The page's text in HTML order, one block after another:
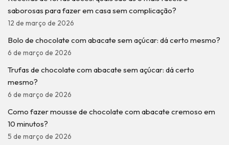
saborosas para fazer em casa sem complicação?
12 de março de 2026
Bolo de chocolate com abacate sem açúcar: dá certo mesmo?
6 de março de 2026
Trufas de chocolate com abacate sem açúcar: dá certo
mesmo?
6 de março de 2026
Como fazer mousse de chocolate com abacate cremoso em
10 minutos?
5 de março de 2026